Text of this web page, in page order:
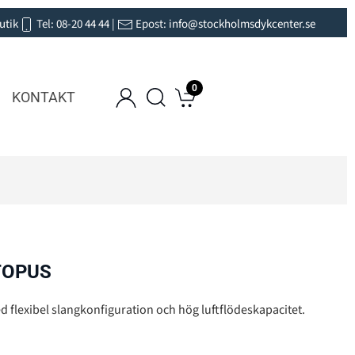
Tel:08-20 44 44| Epost: info@stockholmsdykcenter.se
KONTAKT
0
flexibel slangkonfiguration och hög luftflödeskapacitet.